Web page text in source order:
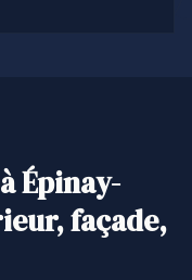
Épinay-
façade,